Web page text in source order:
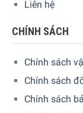
Liên hệ
CHÍNH SÁCH
Chính sách
Chính sách
Chính sách